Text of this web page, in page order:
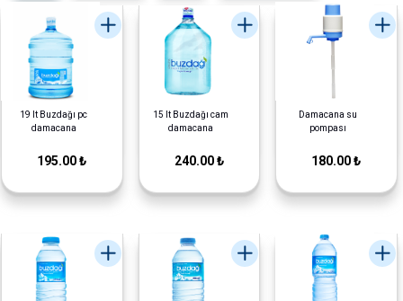
19 lt Buzdağı pc
damacana
195.00 ₺
15 lt Buzdağı cam
damacana
240.00 ₺
Damacana su
pompası
180.00 ₺